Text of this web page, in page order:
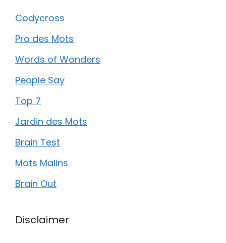
Codycross
Pro des Mots
Words of Wonders
People Say
Top 7
Jardin des Mots
Brain Test
Mots Malins
Brain Out
Disclaimer